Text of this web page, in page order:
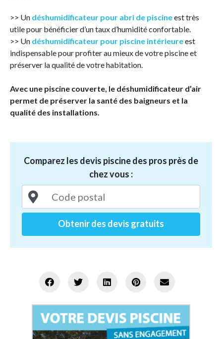
>> Un déshumidificateur pour abri de piscineest très
utile pour bénéficier d’un taux d’humidité confortable.
>> Un déshumidificateur pour piscine intérieureest
indispensable pour profiter au mieux de votre piscine et
préserver la qualité de votre habitation.
Avec une piscine couverte, le déshumidificateur d’air
permet de préserver la santé des baigneurs et la
qualité des installations.
Comparez les devis piscine des pros près de
chez vous :
Obtenir des devis gratuits